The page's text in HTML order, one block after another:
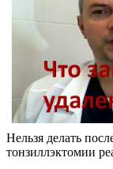
Нельзя делать
тонзиллэктомии